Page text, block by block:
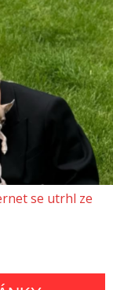
se utrhl ze